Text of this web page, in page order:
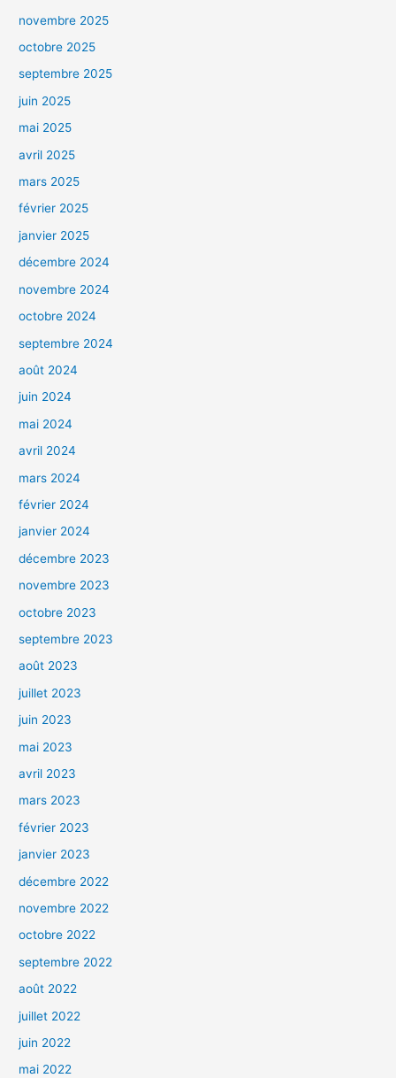
novembre 2025
octobre 2025
septembre 2025
juin 2025
mai 2025
avril 2025
mars 2025
février 2025
janvier 2025
décembre 2024
novembre 2024
octobre 2024
septembre 2024
août 2024
juin 2024
mai 2024
avril 2024
mars 2024
février 2024
janvier 2024
décembre 2023
novembre 2023
octobre 2023
septembre 2023
août 2023
juillet 2023
juin 2023
mai 2023
avril 2023
mars 2023
février 2023
janvier 2023
décembre 2022
novembre 2022
octobre 2022
septembre 2022
août 2022
juillet 2022
juin 2022
mai 2022